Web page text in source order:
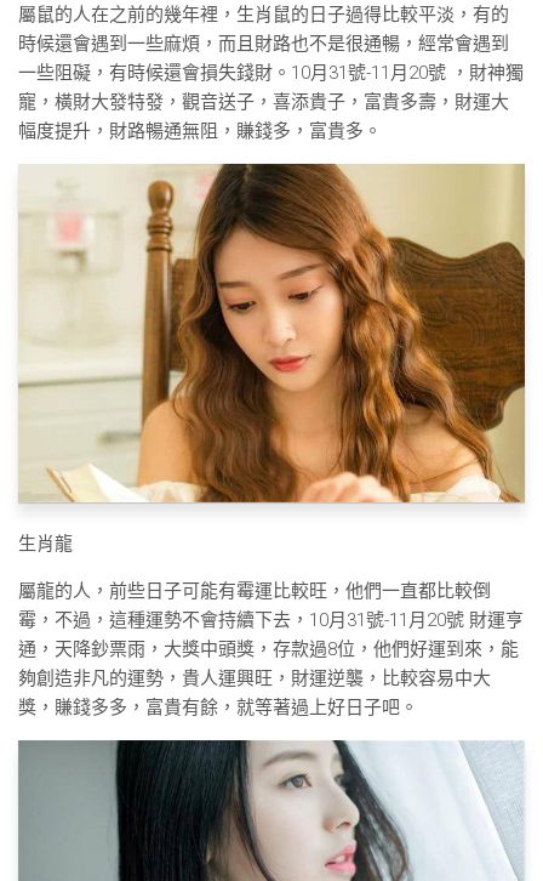
屬鼠的人在之前的幾年裡，生肖鼠的日子過得比較平淡，有的
時候還會遇到一些麻煩，而且財路也不是很通暢，經常會遇到
一些阻礙，有時候還會損失錢財。10月31號-11月20號 ，財神獨
寵，橫財大發特發，觀音送子，喜添貴子，富貴多壽，財運大
幅度提升，財路暢通無阻，賺錢多，富貴多。
生肖龍
屬龍的人，前些日子可能有霉運比較旺，他們一直都比較倒
霉，不過，這種運勢不會持續下去，10月31號-11月20號 財運亨
通，天降鈔票雨，大獎中頭獎，存款過8位，他們好運到來，能
夠創造非凡的運勢，貴人運興旺，財運逆襲，比較容易中大
獎，賺錢多多，富貴有餘，就等著過上好日子吧。